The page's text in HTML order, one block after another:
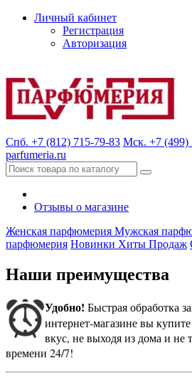
Личный кабинет
Регистрация
Авторизация
Спб. +7 (812) 715-79-83 Мск. +7 (499)
parfumeria.ru
Отзывы о магазине
Женская парфюмерия Мужская
парфюмерия Новинки Хиты Продаж
Наши преимущества
Удобно! Быстрая обработка
интернет-магазине вы
вкус, не выходя из дома и не
времени 24/7!